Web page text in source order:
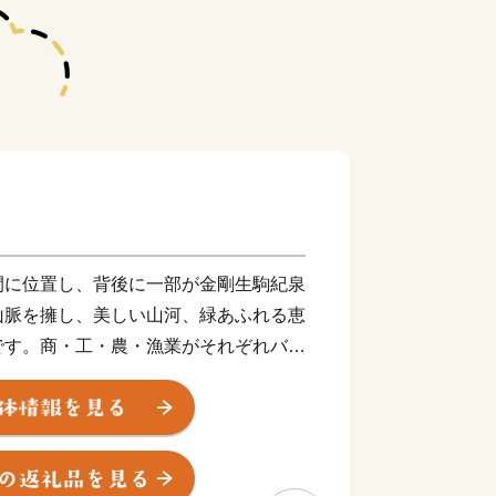
位置し、背後に一部が金剛生駒紀泉
を擁し、美しい山河、緑あふれる恵
。商・工・農・漁業がそれぞれバラ
西国際空港の開港などに伴う人口の
業が盛んになっています。
に活用し、世界と日本を結ぶ玄関都
国際都市をめざしてまちづくりに